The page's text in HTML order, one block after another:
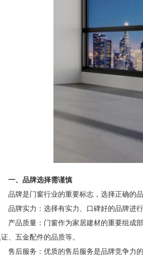
一、品牌选择需谨慎
牌是门窗行业的重要标志，选择正确的品
牌实力：选择有实力、口碑好的品牌进行
品质量：门窗作为家居建材的重要组成部
、五金配件的品质等。
后服务：优质的售后服务是品牌竞争力的